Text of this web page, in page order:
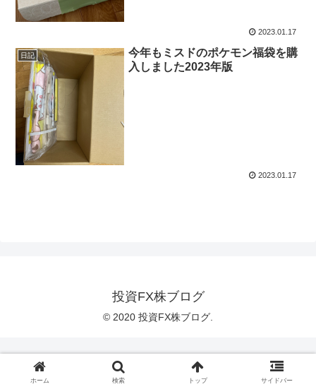
2023.01.17
日記
今年もミスドのポケモン福袋を購
入しました2023年版
2023.01.17
投資FX株ブログ
© 2020 投資FX株ブログ.
ホーム 検索 トップ サイドバー